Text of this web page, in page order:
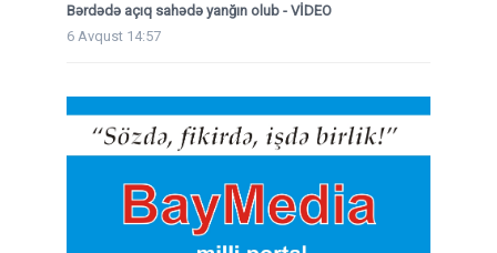
Bərdədə açıq sahədə yanğın olub - VİDEO
6 Avqust 14:57